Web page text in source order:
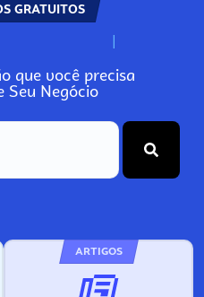
GRATUITOS
N
que você precisa
Seu Negócio
ARTIGOS